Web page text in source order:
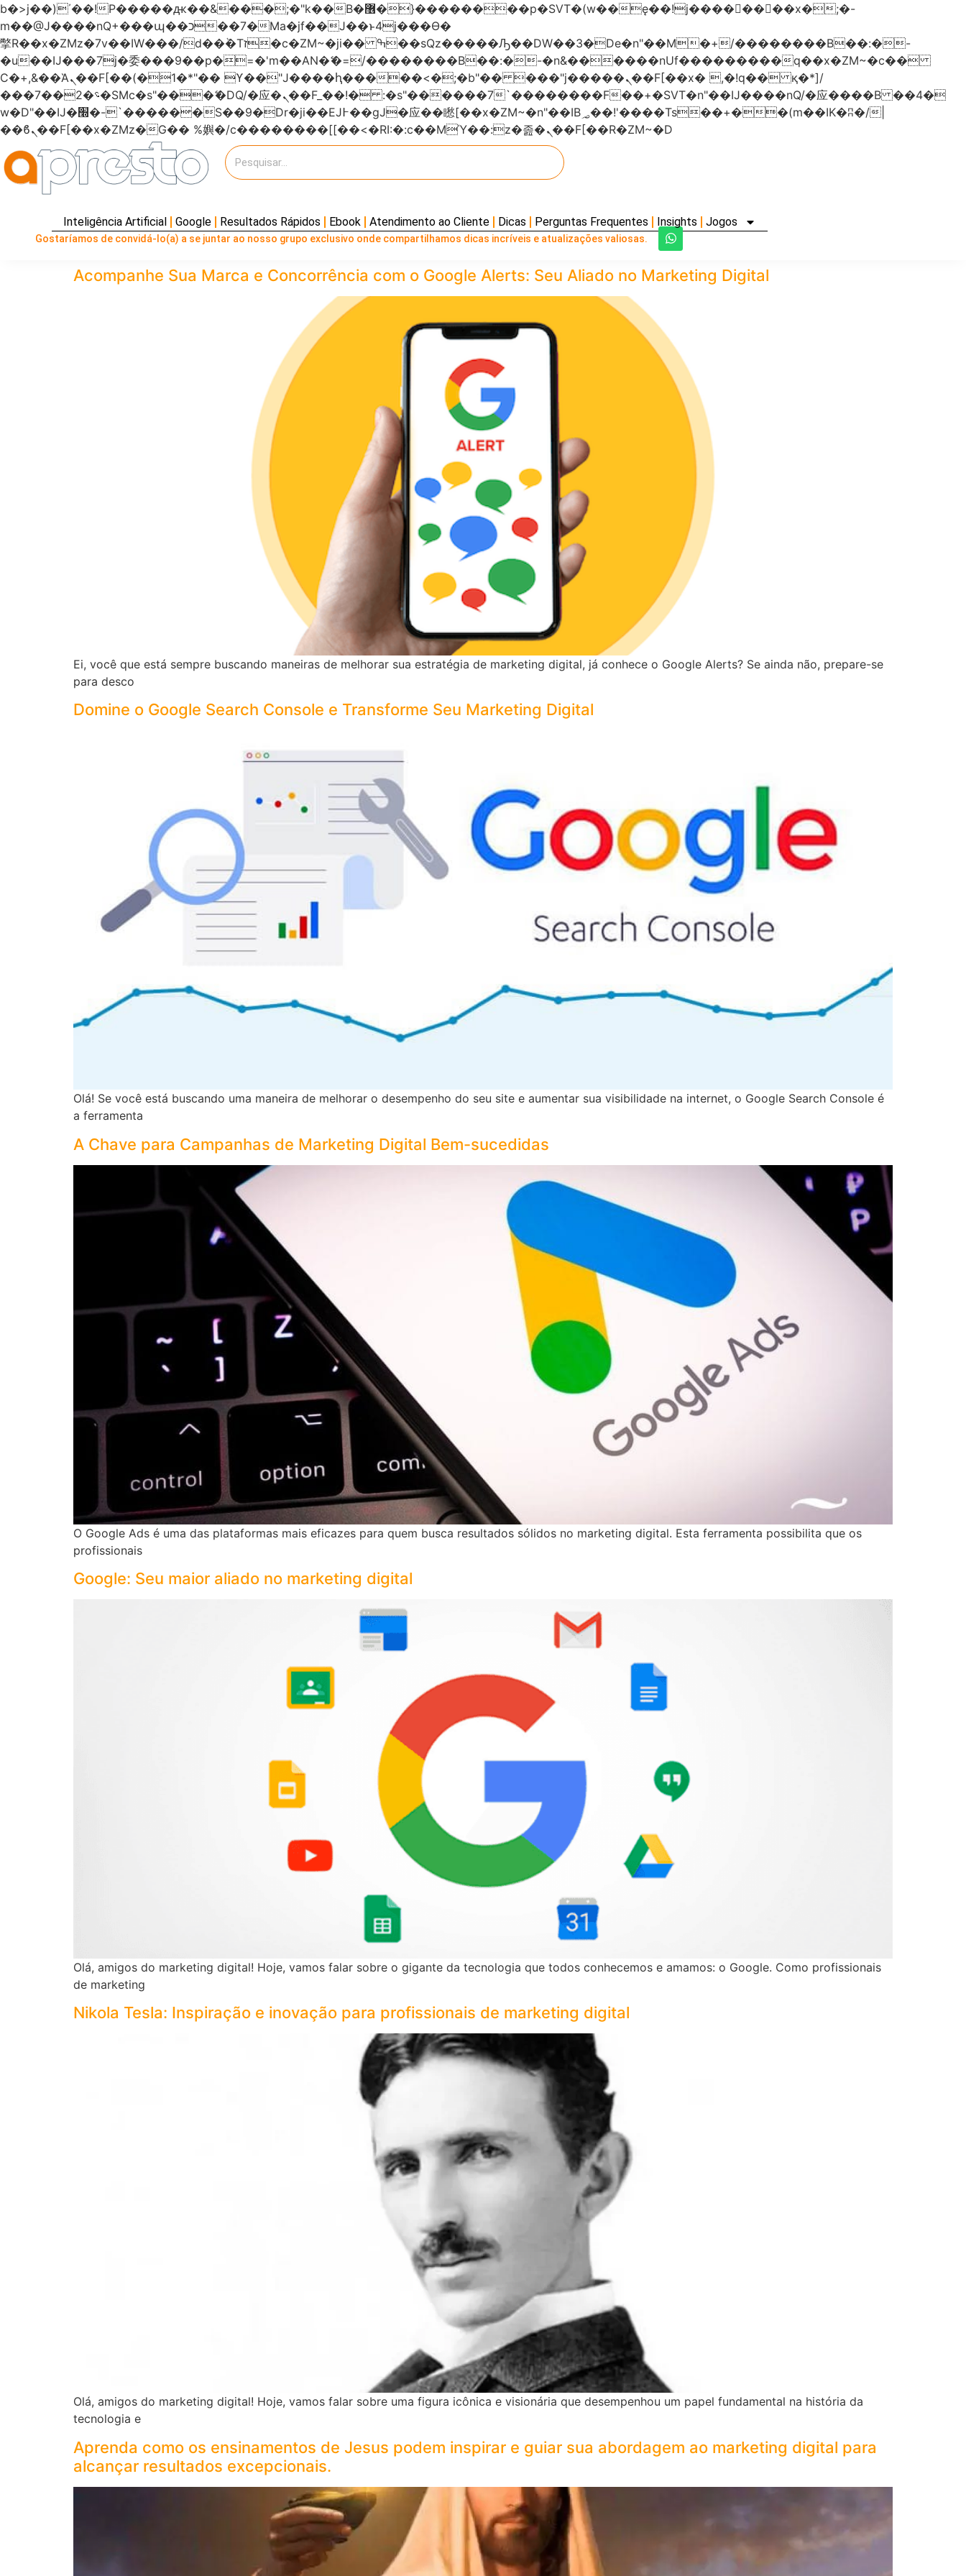
b�>j��)΄��!P�����ԫ��&���;�"k��B�޶�}��������p�SVT�(w��ę��!j��������x�;�-
m��@J����nQ+���պ��כ��7�Ma�jf��J��ͱ4j���Ѳ�
撆R��x�ZMz�7v��IW���/d��ٞ�Тז�c�ZM~�ji�� ߒ��sQz�����Ԡ��DW��3�De�n"��M�+/��������B��:�-
�u��IJ���7j�委���9��p�=�'m��AN�ޭ�=/��������B��:�-�n&������nUf���������q��x�ZM~�c��
Ϲ�+,&��Ὰܢ��F[��(�1�*"�� ϒ��"J����ԧ�����<�;�b"�� ���"j�����ܢ��F[��x� ,�!q�� қ�*]/
���؝�2��7�SMc�s"���ޭ�DQ/�应�ܢ��F_��!� :�s"������7`��������F��+�SVT�n"��IJ����nQ/�应����B ��4�
w�D"��IJ�׭�-`������S��9�Dr�ji��EJ߅��gJ�应��矁[��x�ZM~�n"��IB؃��!'����Тѕ��+��(m��IK�ʭ�/|
��ϐܢ��F[��x�ZMz�G�� %嬩�/c��������[[��<�RI:�:c��MΎ��:z�졾�ܢ��F[��R�ZM~�D
Inteligência Artificial Google Resultados Rápidos Ebook Atendimento ao Cliente Dicas Perguntas Frequentes Insights Jogos
Gostaríamos de convidá-lo(a) a se juntar ao nosso grupo exclusivo onde compartilhamos dicas incríveis e atualizações valiosas.
Acompanhe Sua Marca e Concorrência com o Google Alerts: Seu Aliado no Marketing Digital
Ei, você que está sempre buscando maneiras de melhorar sua estratégia de marketing digital, já conhece o Google Alerts? Se ainda não, prepare-se
para desco
Domine o Google Search Console e Transforme Seu Marketing Digital
Olá! Se você está buscando uma maneira de melhorar o desempenho do seu site e aumentar sua visibilidade na internet, o Google Search Console é
a ferramenta
A Chave para Campanhas de Marketing Digital Bem-sucedidas
O Google Ads é uma das plataformas mais eficazes para quem busca resultados sólidos no marketing digital. Esta ferramenta possibilita que os
profissionais
Google: Seu maior aliado no marketing digital
Olá, amigos do marketing digital! Hoje, vamos falar sobre o gigante da tecnologia que todos conhecemos e amamos: o Google. Como profissionais
de marketing
Nikola Tesla: Inspiração e inovação para profissionais de marketing digital
Olá, amigos do marketing digital! Hoje, vamos falar sobre uma figura icônica e visionária que desempenhou um papel fundamental na história da
tecnologia e
Aprenda como os ensinamentos de Jesus podem inspirar e guiar sua abordagem ao marketing digital para
alcançar resultados excepcionais.